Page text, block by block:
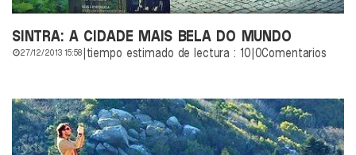
SINTRA: A CIDADE MAIS BELA DO MUNDO
27/12/2013 15:58 tiempo estimado de lectura : 10 0Comentarios